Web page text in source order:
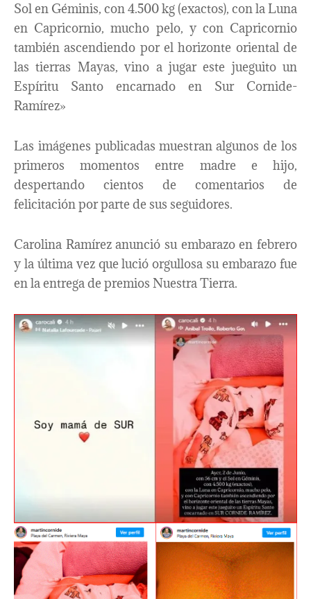
Sol en Géminis, con 4.500 kg (exactos), con la Luna
en Capricornio, mucho pelo, y con Capricornio
también ascendiendo por el horizonte oriental de
las tierras Mayas, vino a jugar este jueguito un
Espíritu Santo encarnado en Sur Cornide-
Ramírez»
Las imágenes publicadas muestran algunos de los
primeros momentos entre madre e hijo,
despertando cientos de comentarios de
felicitación por parte de sus seguidores.
Carolina Ramírez anunció su embarazo en febrero
y la última vez que lució orgullosa su embarazo fue
en la entrega de premios Nuestra Tierra.